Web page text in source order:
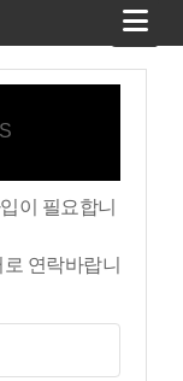
이 필요합니
연락바랍니